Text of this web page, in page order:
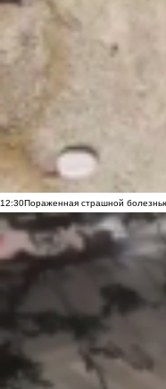
12:30Пораженная страшной